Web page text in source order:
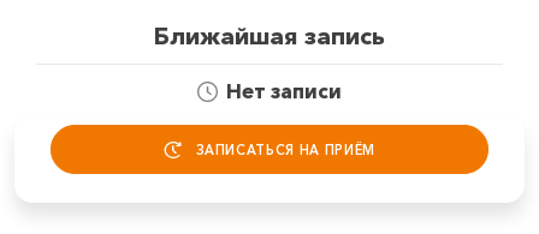
Ближайшая запись
Нет записи
ЗАПИСАТЬСЯ НА ПРИЁМ